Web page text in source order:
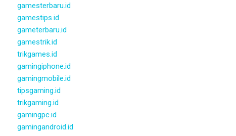
gamesterbaru.id
gamestips.id
gameterbaru.id
gamestrik.id
trikgames.id
gamingiphone.id
gamingmobile.id
tipsgaming.id
trikgaming.id
gamingpc.id
gamingandroid.id